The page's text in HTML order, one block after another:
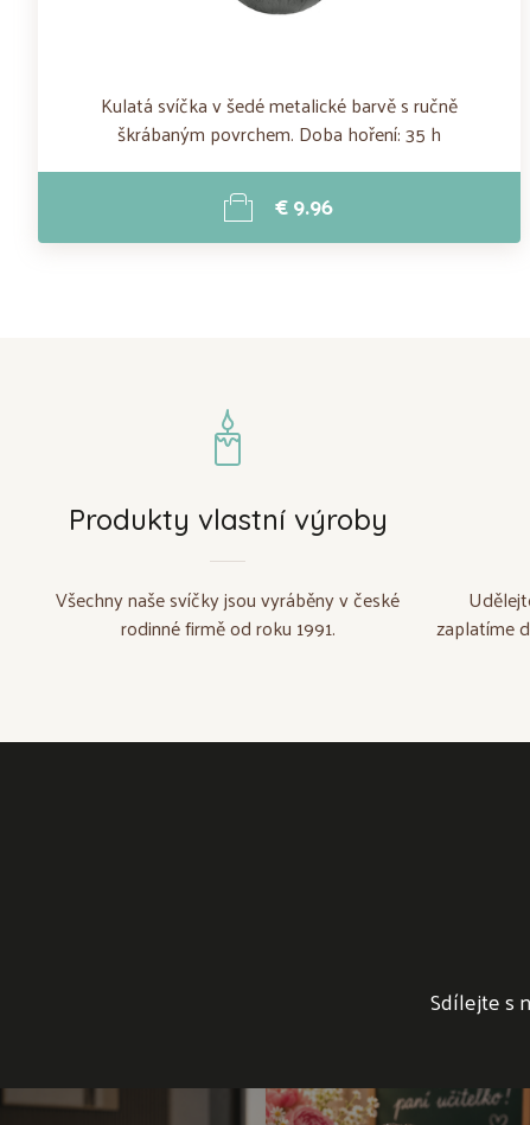
Kulatá svíčka v šedé metalické barvě s ručně
škrábaným povrchem. Doba hoření: 35 h
€ 9.96
Produkty vlastní výroby
Všechny naše svíčky jsou vyráběny v české
rodinné firmě od roku 1991.
zaplatíme
Sdílejte s